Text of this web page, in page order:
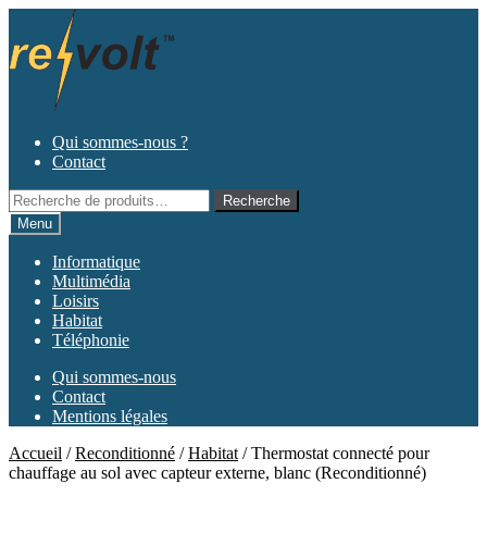
la
navigation
contenu
Qui sommes-nous ?
Contact
Recherche
pour :
Recherche
Menu
Informatique
Multimédia
Loisirs
Habitat
Téléphonie
Qui sommes-nous
Contact
Mentions légales
Accueil /Reconditionné /Habitat /Thermostat connecté pour
chauffage au sol avec capteur externe, blanc (Reconditionné)